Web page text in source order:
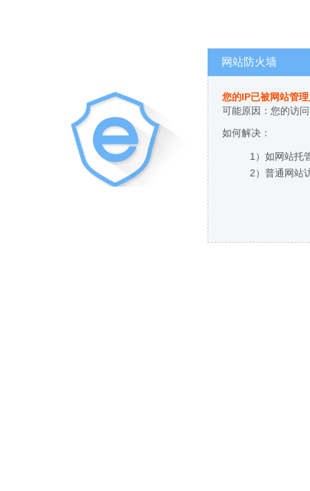
网站防火墙
您的IP已被网站管
可能原因：您的访
如何解决：
1）如网站托
2）普通网站